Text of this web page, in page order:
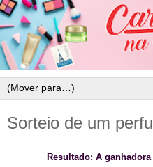
Sorteio de um
Resultado: A